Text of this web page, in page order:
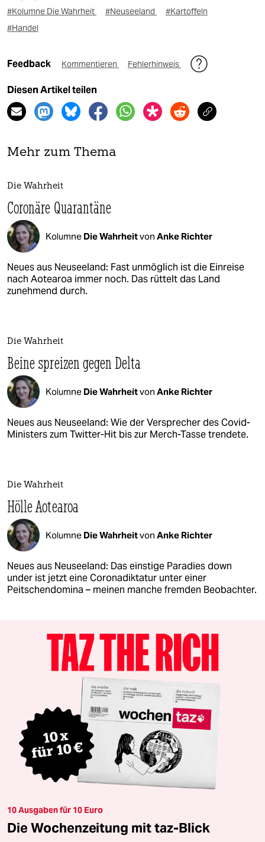
#Kolumne Die Wahrheit #Neuseeland
#Kartoffeln
#Handel
Feedback Kommentieren Fehlerhinweis
Diesen Artikel teilen
Mehr zum Thema
Die Wahrheit
Coronäre Quarantäne
Kolumne Die Wahrheitvon Anke Richter
Neues aus Neuseeland: Fast unmöglich ist die Einreise
nach Aotearoa immer noch. Das rüttelt das Land
zunehmend durch.
Die Wahrheit
Beine spreizen gegen Delta
Kolumne Die Wahrheitvon Anke Richter
Neues aus Neuseeland: Wie der Versprecher des Covid-
Ministers zum Twitter-Hit bis zur Merch-Tasse trendete.
Die Wahrheit
Hölle Aotearoa
Kolumne Die Wahrheitvon Anke Richter
Neues aus Neuseeland: Das einstige Paradies down
under ist jetzt eine Coronadiktatur unter einer
Peitschendomina – meinen manche fremden Beobachter.
10 Ausgaben für 10 Euro
Die Wochenzeitung mit taz-Blick